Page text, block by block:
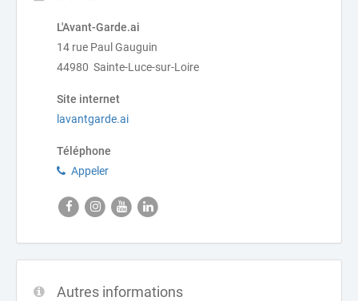
L'Avant-Garde.ai
14 rue Paul Gauguin
44980 Sainte-Luce-sur-Loire
Site internet
lavantgarde.ai
Téléphone
Appeler
Autres informations